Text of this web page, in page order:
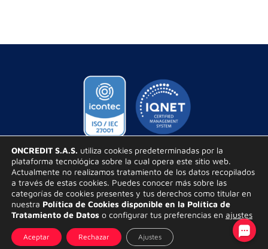
Términos Jurídicos
Aviso de Privacidad–Política de Tratamiento de Datos
Personales– Autorización de Tratamiento de Datos
Oncredit 2024 - Todos los Derechos Reservados
ONCREDIT S.A.S. utiliza cookies predeterminadas por la
plataforma tecnológica sobre la cual opera este sitio web.
Actualmente no realizamos tratamiento de los datos recopilados
a través de estas cookies. Puedes conocer más sobre las
categorías de cookies presentes y tus derechos como titular en
nuestra Política de Cookies disponible en la Política de
Tratamiento de Datos o configurar tus preferencias en ajustes
Aceptar Rechazar Ajustes